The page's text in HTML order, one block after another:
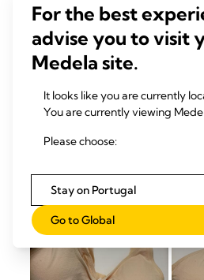
For the best
advise you to visit
Medela site.
It looks like you are currently
You are currently viewing
Please choose:
Stay on Portugal
Go to Global